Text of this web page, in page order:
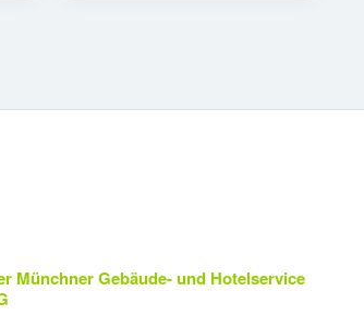
Münchner Gebäude- und Hotelservice